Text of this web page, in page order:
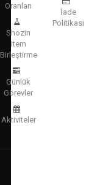
Oranları
Shozin
Item
Birleştirme
Günlük
Görevler
Aktiviteler
İade
Politikası